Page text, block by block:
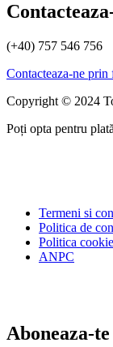
(+40) 757 546 756
Contacteaza-ne prin
Copyright © 2024
Poți opta pentru
Termeni si
Politica de
Politica
ANPC
Aboneaza-